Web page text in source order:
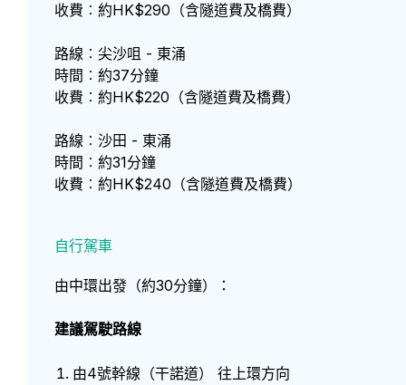
收費︰約HK$290（含隧道費及橋費）
路線︰尖沙咀 - 東涌
時間︰約37分鐘
收費︰約HK$220（含隧道費及橋費）
路線︰沙田 - 東涌
時間︰約31分鐘
收費︰約HK$240（含隧道費及橋費）
自行駕車
由中環出發（約30分鐘）：
建議駕駛路線
由4號幹線（干諾道） 往上環方向